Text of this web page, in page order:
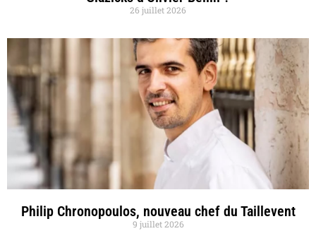
26 juillet 2026
Philip Chronopoulos, nouveau chef du Taillevent
9 juillet 2026